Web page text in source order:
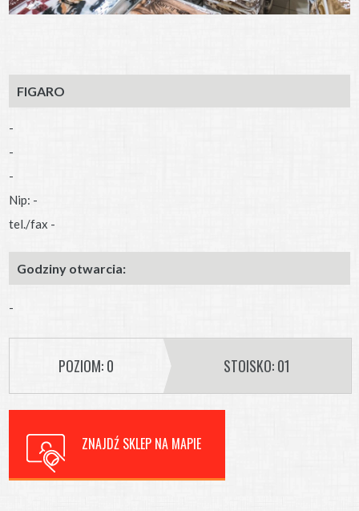
FIGARO
-
-
-
Nip: -
tel./fax -
Godziny otwarcia:
-
POZIOM: 0 STOISKO: 01
ZNAJDŹ SKLEP NA MAPIE